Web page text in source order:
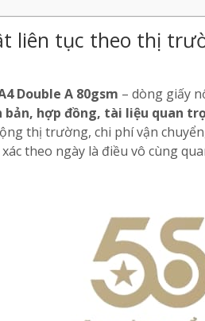
liên tục theo thị
Double A 80gsm – dòng giấy
bản, hợp đồng, tài liệu quan
thị trường, chi phí vận
theo ngày là điều vô cùng